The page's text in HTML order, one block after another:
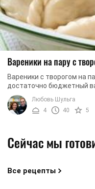
Вареники на пару с
Вареники с творогом на
достаточно бюджетный
вареники не составит
Любовь Шульга
4
40 5
Сейчас мы
Все рецепты